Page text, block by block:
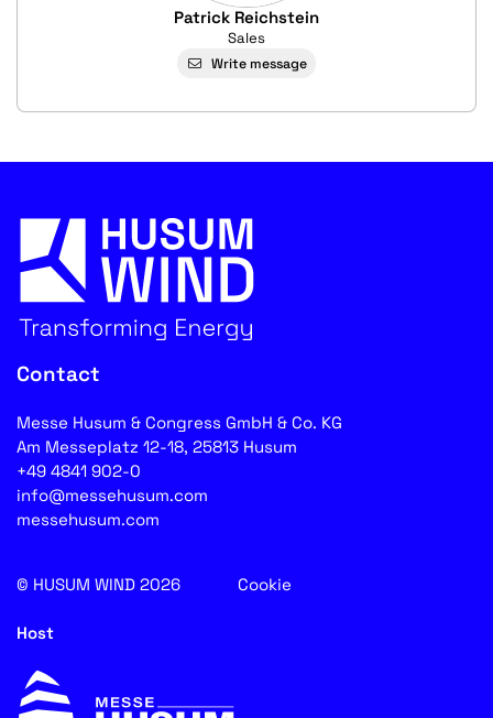
Patrick Reichstein
Sales
Write message
Contact
Messe Husum & Congress GmbH & Co. KG
Am Messeplatz 12-18, 25813 Husum
+49 4841 902-0
info@messehusum.com
messehusum.com
© HUSUM WIND 2026 Cookie
Host